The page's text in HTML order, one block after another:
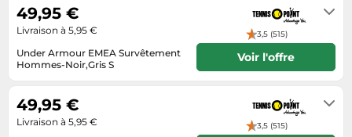
Éclairage
Éviers
Ordinateurs portables
Photo
Plaques de cuisson
Robots de cuisine
Under Armour EMEA Survêtement
Hommes-Noir,Gris S
3,5 (515)
49,95 €
Livraison à 5,95 €
Voir l'offre
3,5 (515)
49,95 €
Livraison à 5,95 €